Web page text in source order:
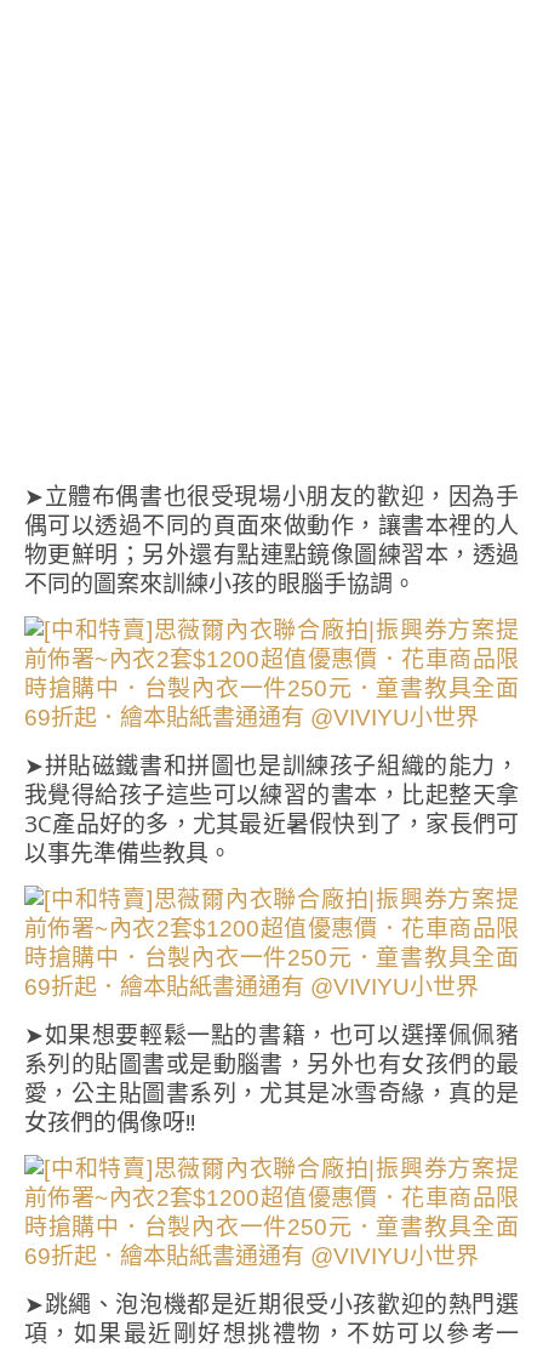
➤立體布偶書也很受現場小朋友的歡迎，因為手
偶可以透過不同的頁面來做動作，讓書本裡的人
物更鮮明；另外還有點連點鏡像圖練習本，透過
不同的圖案來訓練小孩的眼腦手協調。
➤拼貼磁鐵書和拼圖也是訓練孩子組織的能力，
我覺得給孩子這些可以練習的書本，比起整天拿
3C產品好的多，尤其最近暑假快到了，家長們可
以事先準備些教具。
➤如果想要輕鬆一點的書籍，也可以選擇佩佩豬
系列的貼圖書或是動腦書，另外也有女孩們的最
愛，公主貼圖書系列，尤其是冰雪奇緣，真的是
女孩們的偶像呀!!
➤跳繩、泡泡機都是近期很受小孩歡迎的熱門選
項，如果最近剛好想挑禮物，不妨可以參考一